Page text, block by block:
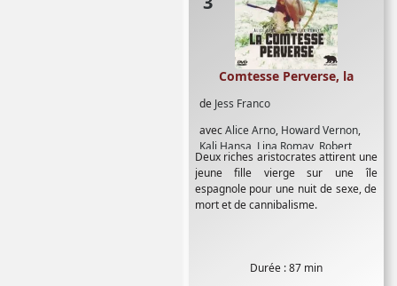
de Jess Franco
avecAlice Arno, Howard Vernon,
Kali Hansa Lina Romay, Robert
Woods,Tania Busselier
Comtesse Perverse, la
Deux riches aristocrates attirent une
jeune fille vierge sur une île
espagnole pour une nuit de sexe, de
mort et de cannibalisme.
Durée : 87 min